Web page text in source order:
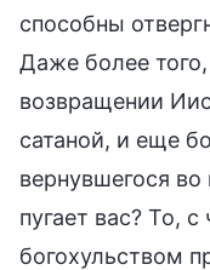
способны
Даже более
возвращении
сатаной, и еще
вернувшегося во
пугает вас? То,
богохульством